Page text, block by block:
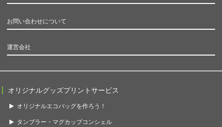
お問い合わせについて
運営会社
オリジナルグッズプリントサービス
オリジナルエコバッグを作ろう！
タンブラー・マグカップコンシェル